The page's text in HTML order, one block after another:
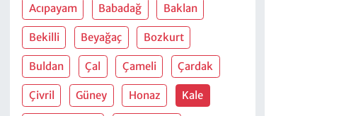
Acıpayam Babadağ Baklan
Bekilli Beyağaç Bozkurt
Buldan Çal Çameli Çardak
Çivril Güney Honaz Kale